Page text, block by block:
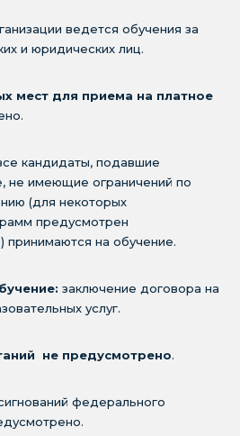
ведется обучения за
и юридических лиц.
мест для приема на платное
кандидаты, подавшие
не имеющие ограничений по
(для некоторых
предусмотрен
принимаются на обучение.
заключение договора на
услуг.
не предусмотрено.
федерального